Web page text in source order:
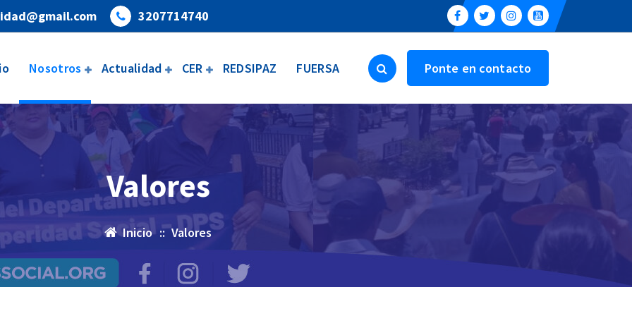
3207714740
Nosotros Actualidad CER REDSIPAZ FUERSA Ponte en contacto
Valores
Inicio :: Valores